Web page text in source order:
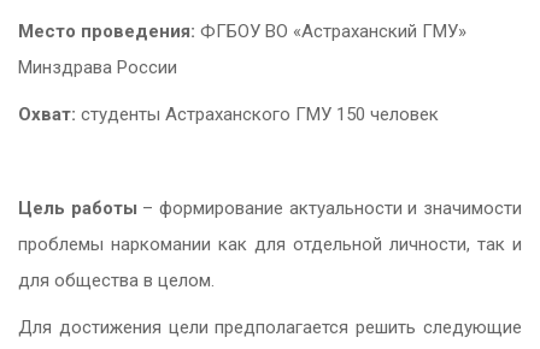
Место проведения: ФГБОУ ВО «Астраханский ГМУ»
Минздрава России
Охват: студенты Астраханского ГМУ 150 человек
Цель работы – формирование актуальности и значимости
проблемы наркомании как для отдельной личности, так и
для общества в целом.
Для достижения цели предполагается решить следующие